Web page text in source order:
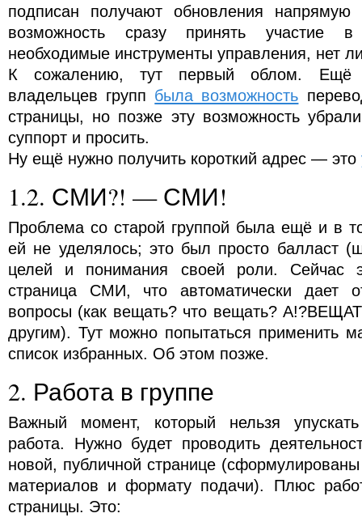
подписан получают обновления
возможность сразу принять участие
необходимые инструменты управления, нет
К сожалению, тут первый облом. Ещё
владельцев групп была возможность
страницы, но позже эту возможность
суппорт и просить.
Ну ещё нужно получить короткий адрес — это
1.2. СМИ?! — СМИ!
Проблема со старой группой была ещё и в
ей не уделялось; это был просто балласт
целей и понимания своей роли. Сейчас
страница СМИ, что автоматически дает
вопросы (как вещать? что вещать?
другим). Тут можно попытаться применить
список избранных. Об этом позже.
2. Работа в группе
Важный момент, который нельзя
работа. Нужно будет проводить
новой, публичной странице
материалов и формату подачи). Плюс
страницы. Это: